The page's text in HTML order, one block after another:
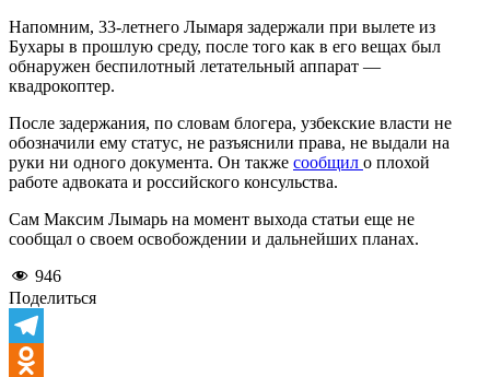
Напомним, 33-летнего Лымаря задержали при вылете из
Бухары в прошлую среду, после того как в его вещах был
обнаружен беспилотный летательный аппарат —
квадрокоптер.
После задержания, по словам блогера, узбекские власти не
обозначили ему статус, не разъяснили права, не выдали на
руки ни одного документа. Он также сообщил о плохой
работе адвоката и российского консульства.
Сам Максим Лымарь на момент выхода статьи еще не
сообщал о своем освобождении и дальнейших планах.
946
Поделиться
Telegram